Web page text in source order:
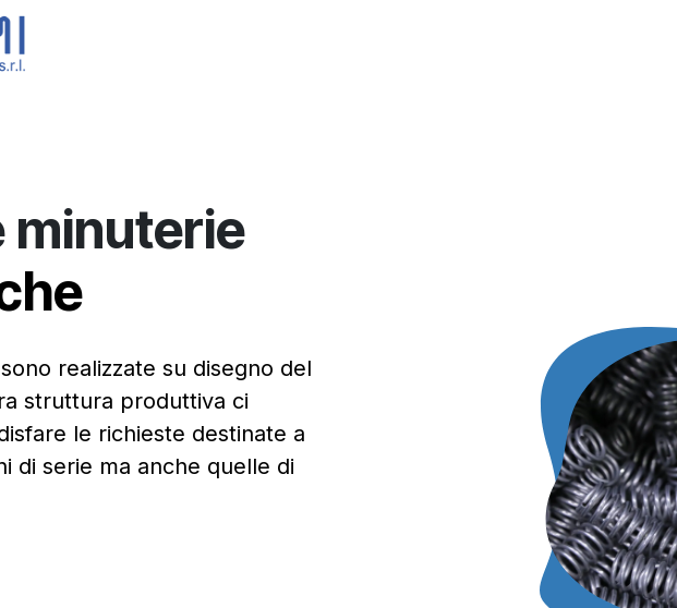
minuterie
realizzate su disegno del
struttura produttiva ci
le richieste destinate a
di serie ma anche quelle di